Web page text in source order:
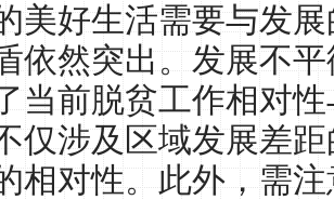
美好生活需要与发
依然突出。发展不
当前脱贫工作相对
仅涉及区域发展差
相对性。此外，需